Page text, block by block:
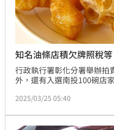
知名油條店積欠牌照稅
行政執行署彰化分署舉辦拍
外，還有入選南投100碗店
因此拍賣商標。
2025/03/25 05:40